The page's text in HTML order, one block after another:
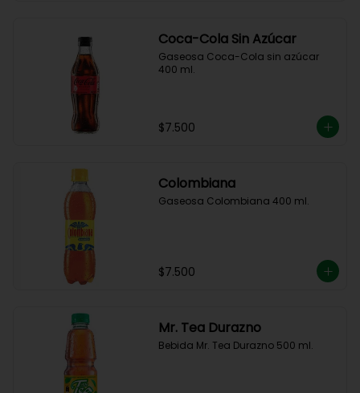
Coca-Cola Sin Azúcar
Gaseosa Coca-Cola sin azúcar
400 ml.
$7.500
Colombiana
Gaseosa Colombiana 400 ml.
$7.500
Mr. Tea Durazno
Bebida Mr. Tea Durazno 500 ml.